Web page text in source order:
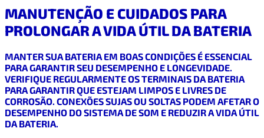
MANUTENÇÃO E CUIDADOS PARA
PROLONGAR A VIDA ÚTIL DA BATERIA
MANTER SUA BATERIA EM BOAS CONDIÇÕES É ESSENCIAL
PARA GARANTIR SEU DESEMPENHO E LONGEVIDADE.
VERIFIQUE REGULARMENTE OS TERMINAIS DA BATERIA
PARA GARANTIR QUE ESTEJAM LIMPOS E LIVRES DE
CORROSÃO. CONEXÕES SUJAS OU SOLTAS PODEM AFETAR O
DESEMPENHO DO SISTEMA DE SOM E REDUZIR A VIDA ÚTIL
DA BATERIA.